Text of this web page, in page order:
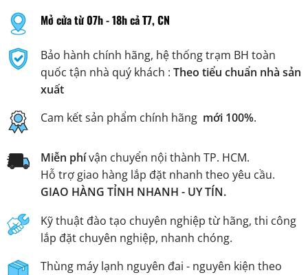
Mở cửa từ 07h - 18h cả T7, CN
Bảo hành chính hãng, hệ thống trạm BH toàn
quốc tận nhà quý khách : Theo tiểu chuẩn nhà sản
xuất
Cam kết sản phẩm chính hãng mới 100%.
Miễn phívận chuyển nội thành TP. HCM.
Hỗ trợ giao hàng lắp đặt nhanh theo yêu cầu.
GIAO HÀNG TỈNH NHANH - UY TÍN.
Kỹ thuật đào tạo chuyên nghiệp từ hãng, thi công
lắp đặt chuyên nghiệp, nhanh chóng.
Thùng máy lạnh nguyên đai - nguyên kiện theo